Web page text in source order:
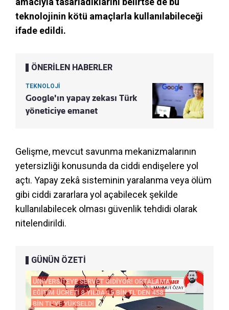
teknolojinin kötü amaçlarla kullanılabileceği
ifade edildi.
ÖNERİLEN HABERLER
TEKNOLOJİ
Google'ın yapay zekası Türk
yöneticiye emanet
Gelişme, mevcut savunma mekanizmalarının
yetersizliği konusunda da ciddi endişelere yol
açtı. Yapay zekâ sisteminin yaralanma veya ölüm
gibi ciddi zararlara yol açabilecek şekilde
kullanılabilecek olması güvenlik tehdidi olarak
nitelendirildi.
GÜNÜN ÖZETİ